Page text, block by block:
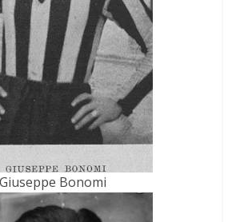
Giuseppe Bonomi